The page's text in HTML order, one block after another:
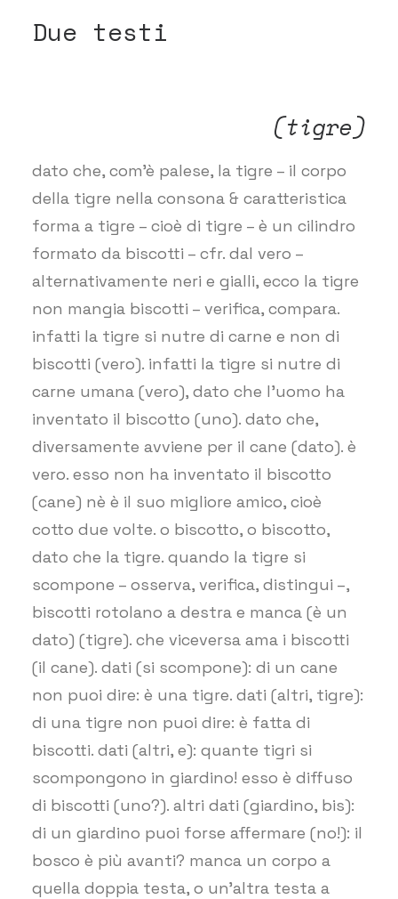
Due testi
(tigre)
dato che, com’è palese, la tigre – il corpo
della tigre nella consona & caratteristica
forma a tigre – cioè di tigre – è un cilindro
formato da biscotti – cfr. dal vero –
alternativamente neri e gialli, ecco la tigre
non mangia biscotti – verifica, compara.
infatti la tigre si nutre di carne e non di
biscotti (vero). infatti la tigre si nutre di
carne umana (vero), dato che l’uomo ha
inventato il biscotto (uno). dato che,
diversamente avviene per il cane (dato). è
vero. esso non ha inventato il biscotto
(cane) nè è il suo migliore amico, cioè
cotto due volte. o biscotto, o biscotto,
dato che la tigre. quando la tigre si
scompone – osserva, verifica, distingui –,
biscotti rotolano a destra e manca (è un
dato) (tigre). che viceversa ama i biscotti
(il cane). dati (si scompone): di un cane
non puoi dire: è una tigre. dati (altri, tigre):
di una tigre non puoi dire: è fatta di
biscotti. dati (altri, e): quante tigri si
scompongono in giardino! esso è diffuso
di biscotti (uno?). altri dati (giardino, bis):
di un giardino puoi forse affermare (no!): il
bosco è più avanti? manca un corpo a
quella doppia testa, o un’altra testa a